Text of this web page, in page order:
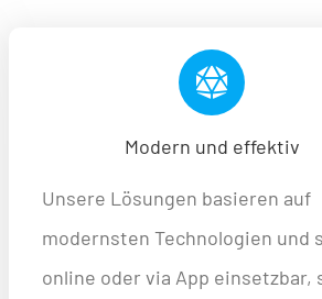
Modern und effektiv
Unsere Lösungen basieren auf
modernsten Technologien und
online oder via App einsetzbar,